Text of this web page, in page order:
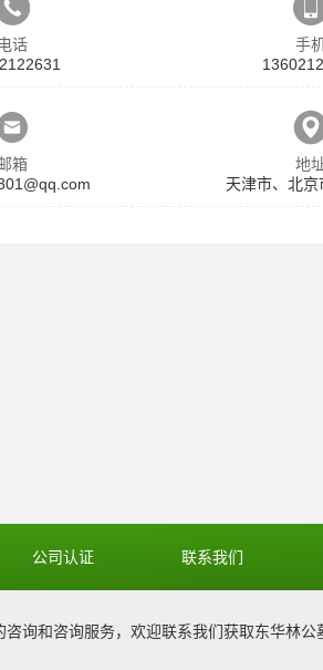
话
手
箱
地
天津市、北京
公司认证 联系我们
咨询和咨询服务，欢迎联系我们获取东华林公